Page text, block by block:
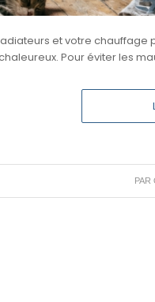
et votre chauffage
Pour éviter les
PAR